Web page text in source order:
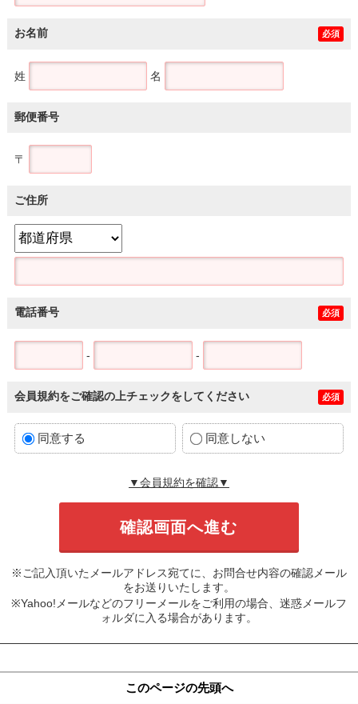
お名前 必須
姓 名
郵便番号
〒
ご住所
電話番号 必須
- -
会員規約をご確認の上チェックをしてください 必須
同意する 同意しない
▼会員規約を確認▼
※ご記入頂いたメールアドレス宛てに、お問合せ内容の確認メール
をお送りいたします。
※Yahoo!メールなどのフリーメールをご利用の場合、迷惑メールフ
ォルダに入る場合があります。
このページの先頭へ